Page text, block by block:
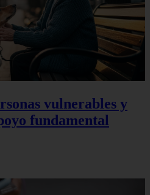
vulnerables y
fundamental